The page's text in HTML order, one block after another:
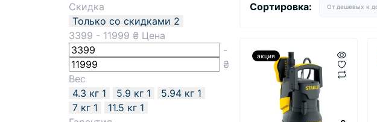
Скидка
Только со cкидками 2
3399 - 11999 ₴ Цена
-
₴
Вес
4.3 кг 1 5.9 кг 1 5.94 кг 1
7 кг 1 11.5 кг 1
Сортировка:
акция